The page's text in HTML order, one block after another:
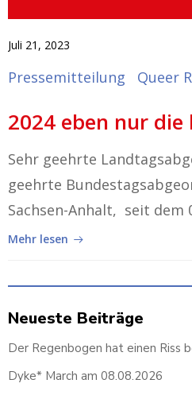
Juli 21, 2023
Pressemitteilung Queer
2024 eben nur
Sehr geehrte
geehrte
Sachsen-Anhalt, seit dem
Mehr lesen
Neueste Beiträge
Der Regenbogen hat einen Riss
Dyke* March am 08.08.2026